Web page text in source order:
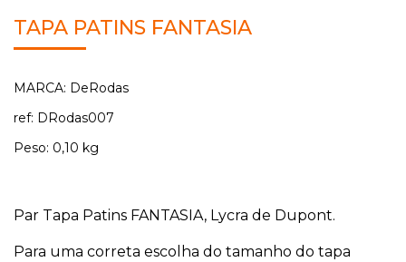
TAPA PATINS FANTASIA
MARCA: DeRodas
ref: DRodas007
Peso: 0,10 kg
Par Tapa Patins FANTASIA, Lycra de Dupont.
Para uma correta escolha do tamanho do tapa